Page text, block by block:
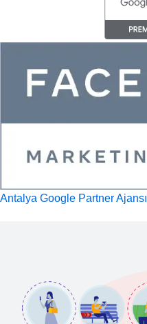
Antalya Google Partner Ajansı